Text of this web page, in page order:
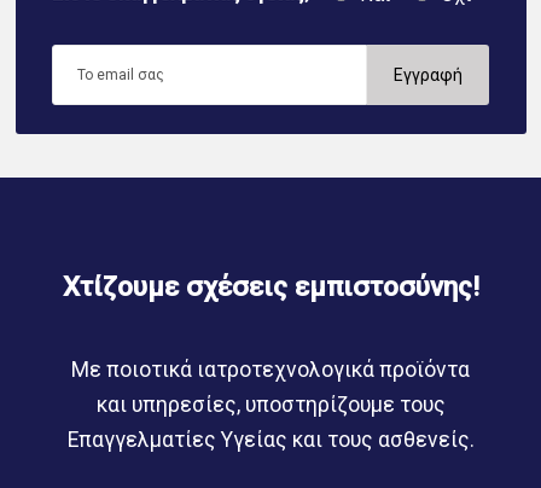
Χτίζουμε σχέσεις εμπιστοσύνης!
Με ποιοτικά ιατροτεχνολογικά προϊόντα
και υπηρεσίες, υποστηρίζουμε τους
Επαγγελματίες Υγείας και τους ασθενείς.